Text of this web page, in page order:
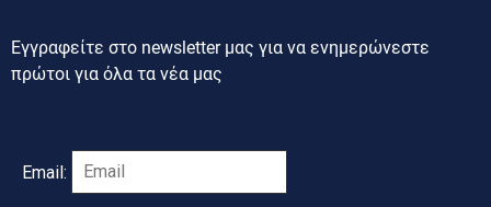
Εγγραφείτε στο newsletter μας για να ενημερώνεστε
πρώτοι για όλα τα νέα μας
Email: